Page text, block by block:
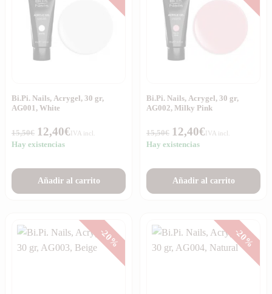
Bi.Pi. Nails, Acrygel, 30 gr,
AG001, White
15,50€ 12,40€IVA incl.
Hay existencias
Añadir al carrito
Bi.Pi. Nails, Acrygel, 30 gr,
AG002, Milky Pink
15,50€ 12,40€IVA incl.
Hay existencias
Añadir al carrito
-20% -20%